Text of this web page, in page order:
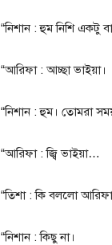
“নিশান : হুম নিশি
“আরিফা : আচ্ছা ভাইয়া।
“নিশান : হুম। তোমরা
“আরিফা : জ্বি ভাইয়া…
“তিশা : কি বললো
“নিশান : কিছু না।